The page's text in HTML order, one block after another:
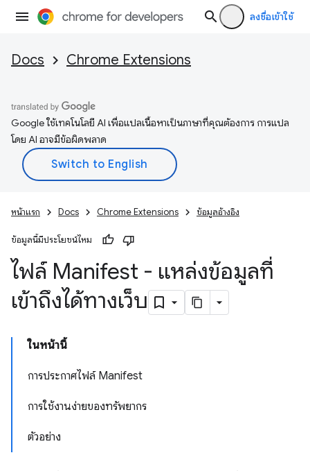
ลงชื่อเข้าใช้
Docs Chrome Extensions
Google ใช้เทคโนโลยี AI เพื่อแปลเนื้อหาเป็นภาษาที่คุณต้องการ การแปล
โดย AI อาจมีข้อผิดพลาด
หน้าแรก Docs Chrome Extensions ข้อมูลอ้างอิง
ข้อมูลนี้มีประโยชน์ไหม
ไฟล์ Manifest - แหล่งข้อมูลที่
เข้าถึงได้ทางเว็บ
ในหน้านี้
การประกาศไฟล์ Manifest
การใช้งานง่ายของทรัพยากร
ตัวอย่าง